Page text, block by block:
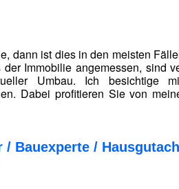
dann ist dies in den meisten
Immobilie angemessen, sind
Umbau. Ich
Dabei profitieren Sie von
Bauexperte /